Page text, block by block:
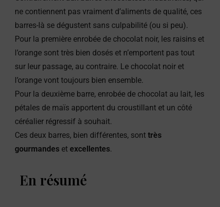
ne contiennent pas vraiment d’aliments de qualité, ces
barres-là se dégustent sans culpabilité (ou si peu).
Pour la première enrobée de chocolat noir, les raisins et
l’orange sont très bien dosés et n’emportent pas tout
sur leur passage, au contraire. Le chocolat noir et
l’orange vont toujours bien ensemble.
Pour la deuxième barre, enrobée de chocolat au lait, les
pétales de maïs apportent du croustillant et un côté
céréalier régressif à souhait.
Ces deux barres, bien différentes, sont très
gourmandes et excellentes.
En résumé